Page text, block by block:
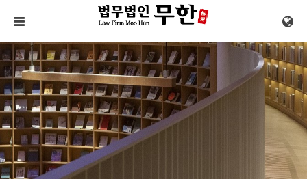
메뉴 건너뛰기